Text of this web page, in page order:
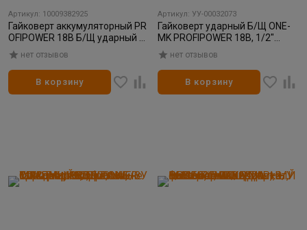
Артикул: 10009382925
Гайковерт аккумуляторный PR
OFIPOWER 18В Б/Щ ударный
1/2" 330Нм 2 АКБ 4.0Ач, З/У
кейс (MKDTW-18B)
нет отзывов
В корзину
Артикул: УУ-00032073
Гайковерт ударный Б/Щ ONE-
MK PROFIPOWER 18В, 1/2"
900Нм, 1АКБ*4Ач+З/У, КЕЙС
нет отзывов
В корзину